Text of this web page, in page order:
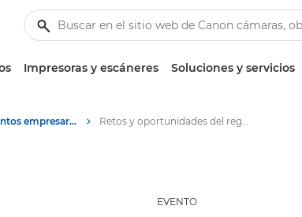
Impresoras y escáneres Soluciones y servicios
Webinars y eventos empresariales especializados Retos y oportunidades del reglamento europeo de identidad digital (EIDAS2) - Madrid, 16 abril 2024
EVENTO